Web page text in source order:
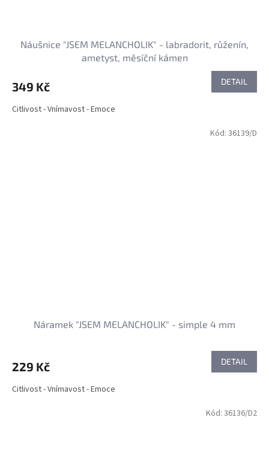
Náušnice "JSEM MELANCHOLIK" - labradorit, růženín,
ametyst, měsíční kámen
349 Kč DETAIL
Citlivost - Vnímavost - Emoce
Náramek "JSEM MELANCHOLIK" - simple 4 mm
229 Kč DETAIL
Citlivost - Vnímavost - Emoce
Kód: 36139/D
Kód: 36136/D2